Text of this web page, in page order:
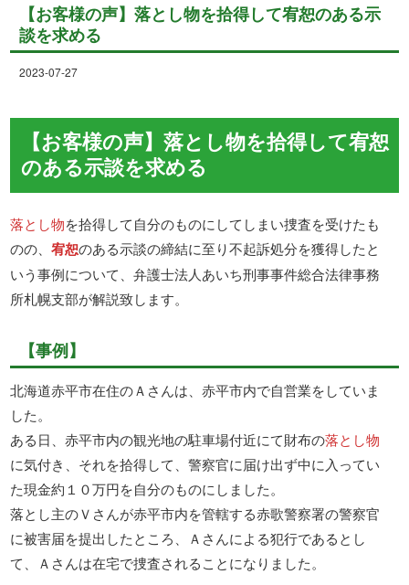
【お客様の声】落とし物を拾得して宥恕のある示
談を求める
2023-07-27
【お客様の声】落とし物を拾得して宥恕
のある示談を求める
落とし物を拾得して自分のものにしてしまい捜査を受けたも
のの、宥恕のある示談の締結に至り不起訴処分を獲得したと
いう事例について、弁護士法人あいち刑事事件総合法律事務
所札幌支部が解説致します。
【事例】
北海道赤平市在住のＡさんは、赤平市内で自営業をしていま
した。
ある日、赤平市内の観光地の駐車場付近にて財布の落とし物
に気付き、それを拾得して、警察官に届け出ず中に入ってい
た現金約１０万円を自分のものにしました。
落とし主のＶさんが赤平市内を管轄する赤歌警察署の警察官
に被害届を提出したところ、Ａさんによる犯行であるとし
て、Ａさんは在宅で捜査されることになりました。